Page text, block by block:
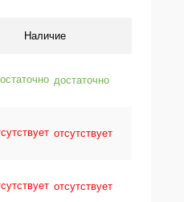
Наличие
достаточно
отсутствует
отсутствует